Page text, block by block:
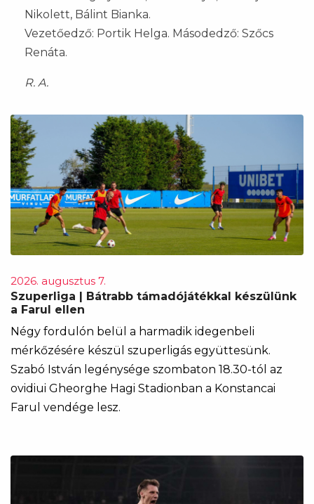
Nikolett, Bálint Bianka.
Vezetőedző: Portik Helga. Másodedző: Szőcs
Renáta.
R. A.
2026. augusztus 7.
Szuperliga | Bátrabb támadójátékkal készülünk
a Farul ellen
Négy fordulón belül a harmadik idegenbeli
mérkőzésére készül szuperligás együttesünk.
Szabó István legénysége szombaton 18.30-tól az
ovidiui Gheorghe Hagi Stadionban a Konstancai
Farul vendége lesz.